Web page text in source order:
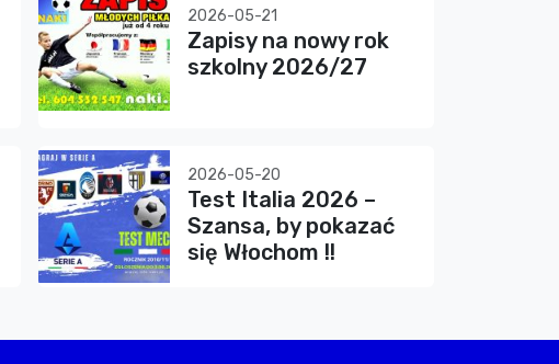
2026-05-21
Zapisy na nowy rok
szkolny 2026/27
2026-05-20
Test Italia 2026 –
Szansa, by pokazać
się Włochom !!